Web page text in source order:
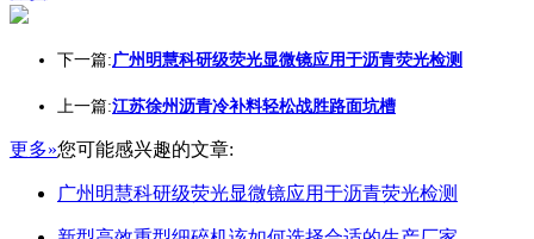
下一篇:广州明慧科研级荧光显微镜应用于沥青荧光检测
上一篇:江苏徐州沥青冷补料轻松战胜路面坑槽
更多»您可能感兴趣的文章:
广州明慧科研级荧光显微镜应用于沥青荧光检测